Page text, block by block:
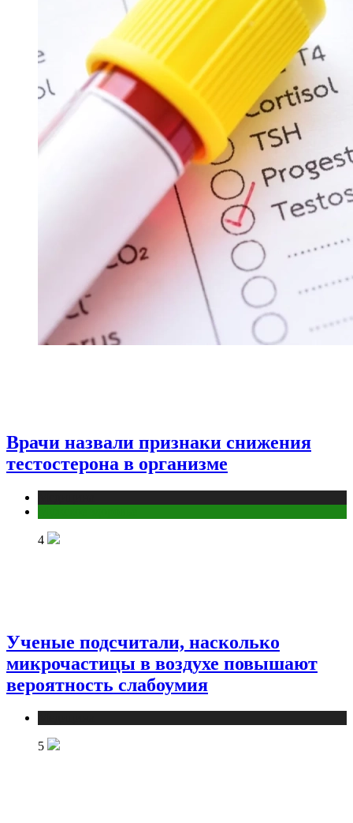
Врачи назвали признаки снижения
тестостерона в организме
4
Ученые подсчитали, насколько
микрочастицы в воздухе повышают
вероятность слабоумия
5